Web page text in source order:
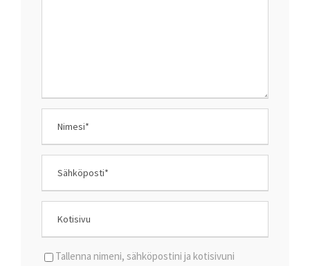
Tallenna nimeni, sähköpostini ja kotisivuni